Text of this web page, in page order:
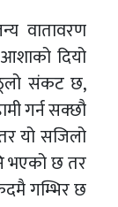
वातावरण
दियो
संकट छ,
गर्न सक्छौ
यो सजिलो
भएको छ तर
गम्भिर छ